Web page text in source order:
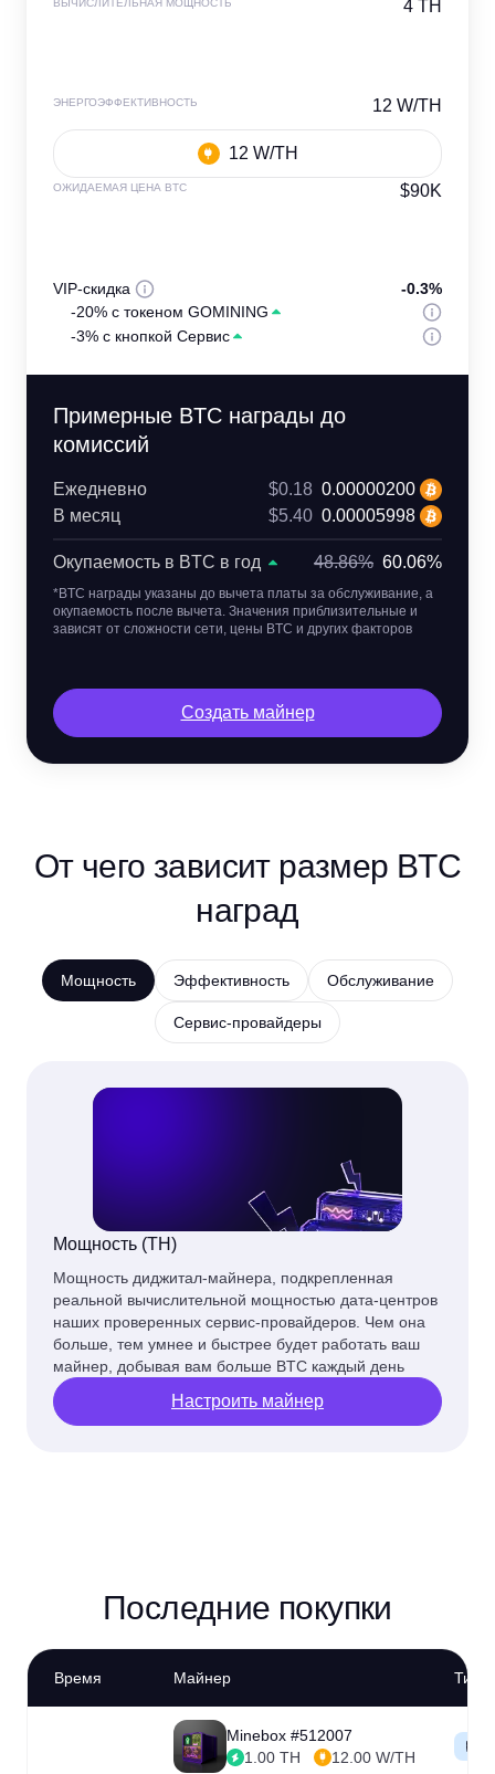
ВЫЧИСЛИТЕЛЬНАЯ МОЩНОСТЬ 4 TH
ЭНЕРГОЭФФЕКТИВНОСТЬ 12 W/TH
12 W/TH
ОЖИДАЕМАЯ ЦЕНА BTC $90K
VIP-скидка
-0.3%
-20% с токеном GOMINING
-3% с кнопкой Сервис
Примерные BTC награды до
комиссий
Ежедневно $0.18 0.00000200
В месяц
$5.40 0.00005998
Окупаемость в BTC в год 48.86% 60.06%
*BTC награды указаны до вычета платы за обслуживание, а
окупаемость после вычета. Значения приблизительные и
зависят от сложности сети, цены BTC и других факторов
Создать майнер
От чего зависит размер BTC
наград
Мощность Эффективность Обслуживание
Сервис-провайдеры
Мощность (TH)
Мощность диджитал-майнера, подкрепленная
реальной вычислительной мощностью дата-центров
наших проверенных сервис-провайдеров. Чем она
больше, тем умнее и быстрее будет работать ваш
майнер, добывая вам больше BTC каждый день
Настроить майнер
Последние покупки
Время Майнер Тип
Minebox #512007
1.00 TH
12.00 W/TH